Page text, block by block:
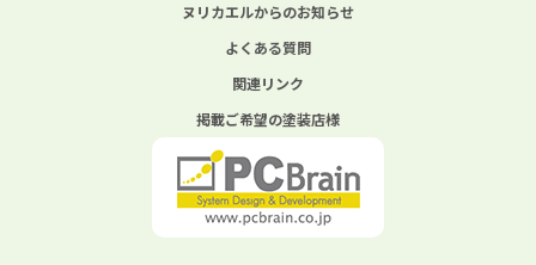
ヌリカエルからのお知らせ
よくある質問
関連リンク
掲載ご希望の塗装店様